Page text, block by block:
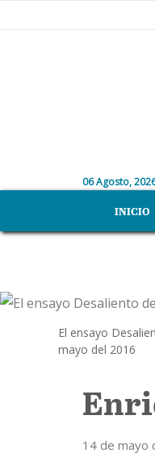
06 Agosto,
INICIO
El ensayo
mayo del 2016
14 de mayo